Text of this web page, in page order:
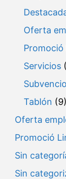
Oferta
Promoció
Servicios
Tablón (9)
Oferta
Promoció
Sin
Sin